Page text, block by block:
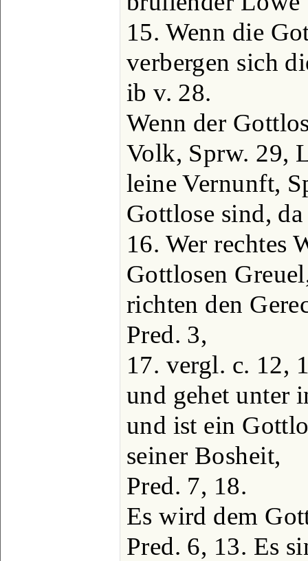
15. Wenn die
verbergen sich
ib v. 28.
Wenn der
Volk, Sprw. 29,
leine Vernunft,
Gottlose sind,
16. Wer rechtes
Gottlosen
richten den
Pred. 3,
17. vergl. c. 12,
und gehet unter
und ist ein
seiner Bosheit,
Pred. 7, 18.
Es wird dem
Pred. 6, 13. Es